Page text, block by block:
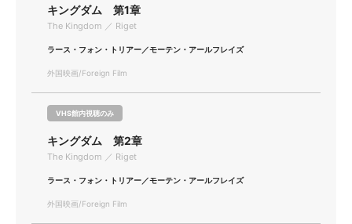
キングダム 第1章
The Kingdom ／ Riget
ラース・フォン・トリアー／モーテン・アールフレイズ
外国映画/Foreign Film
VHS館内視聴のみ
キングダム 第2章
The Kingdom ／ Riget
ラース・フォン・トリアー／モーテン・アールフレイズ
外国映画/Foreign Film